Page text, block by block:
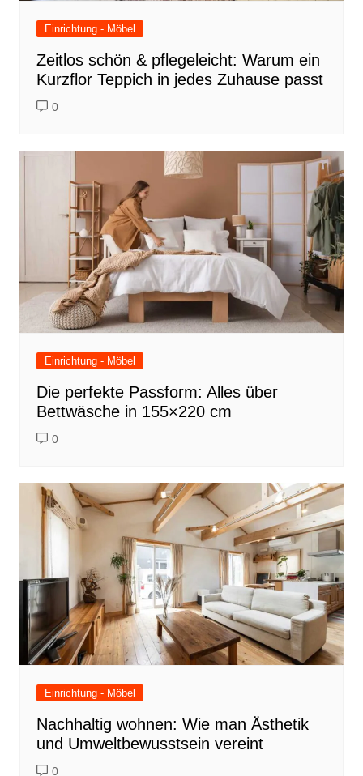
Einrichtung - Möbel
Zeitlos schön & pflegeleicht: Warum ein
Kurzflor Teppich in jedes Zuhause passt
0
Einrichtung - Möbel
Die perfekte Passform: Alles über
Bettwäsche in 155×220 cm
0
Einrichtung - Möbel
Nachhaltig wohnen: Wie man Ästhetik
und Umweltbewusstsein vereint
0